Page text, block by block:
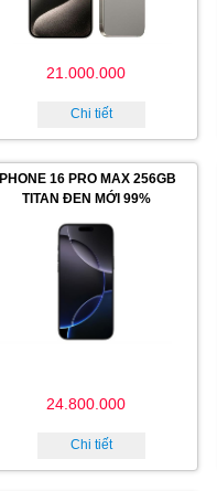
21.000.000
Chi tiết
IPHONE 16 PRO MAX 256GB
TITAN ĐEN MỚI 99%
24.800.000
Chi tiết